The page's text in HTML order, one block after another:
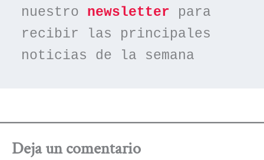
nuestro newsletter para
recibir las principales
noticias de la semana
Deja un comentario